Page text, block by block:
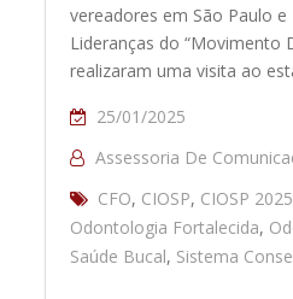
vereadores em São Paulo
Lideranças do “Movimento
realizaram uma visita ao
25/01/2025
Assessoria De
CFO, CIOSP, CIOSP 2025
Odontologia Fortalecida,
Saúde Bucal, Sistema